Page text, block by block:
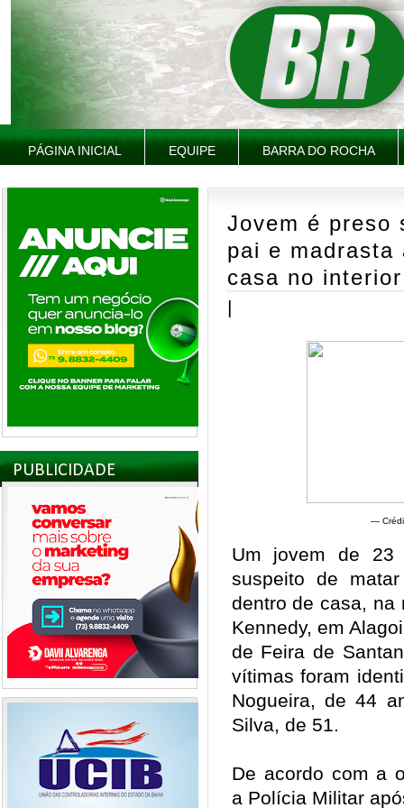
PÁGINA INICIAL EQUIPE BARRA DO ROCHA
PUBLICIDADE
Jovem é preso
pai e
casa no
|
—
Um jovem de 23
suspeito de
dentro de casa, na
Kennedy, em
de Feira de
vítimas foram
Nogueira, de 44
Silva, de 51.
De acordo com a
a Polícia Militar